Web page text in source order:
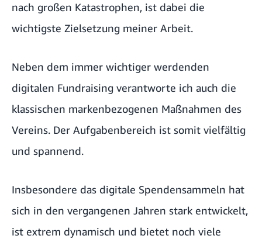
nach großen Katastrophen, ist dabei die
wichtigste Zielsetzung meiner Arbeit.
Neben dem immer wichtiger werdenden
digitalen Fundraising verantworte ich auch die
klassischen markenbezogenen Maßnahmen des
Vereins. Der Aufgabenbereich ist somit vielfältig
und spannend.
Insbesondere das digitale Spendensammeln hat
sich in den vergangenen Jahren stark entwickelt,
ist extrem dynamisch und bietet noch viele